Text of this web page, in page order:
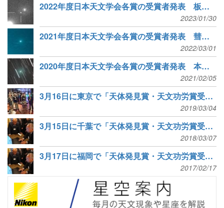
2022年度日本天文学会各賞の受賞者発表 板垣さん、山本さんら
2023/01/30
2021年度日本天文学会各賞の受賞者発表 彗星発見の西村さんら
2022/03/01
2020年度日本天文学会各賞の受賞者発表 本間さん、板垣さんら
2021/02/05
3月16日に東京で「天体発見賞・天文功労賞受賞者を囲む会」
2019/03/04
3月15日に千葉で「天体発見賞・天文功労賞受賞者を囲む会」 申込締切迫る！
2018/03/07
3月17日に福岡で「天体発見賞・天文功労賞受賞者を囲む会」
2017/02/17